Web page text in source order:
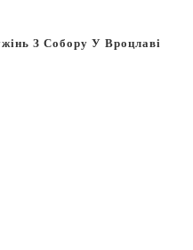
З Собору У Вроцлаві